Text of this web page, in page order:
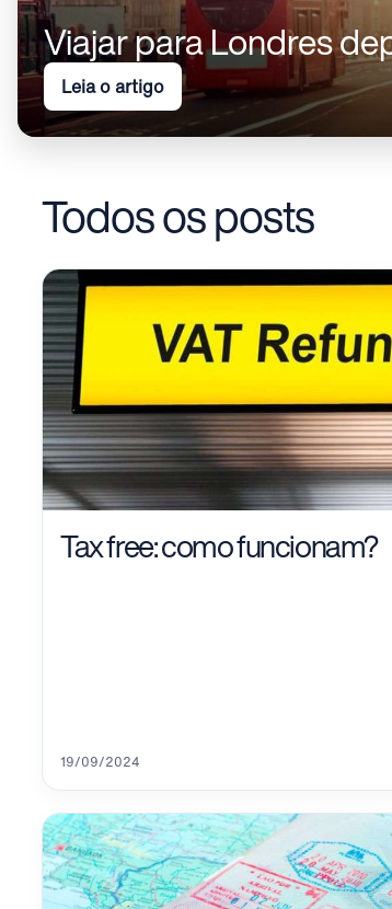
Viajar para Londres
Leia o artigo
Todos os posts
Tax free: como funcionam?
19/09/2024